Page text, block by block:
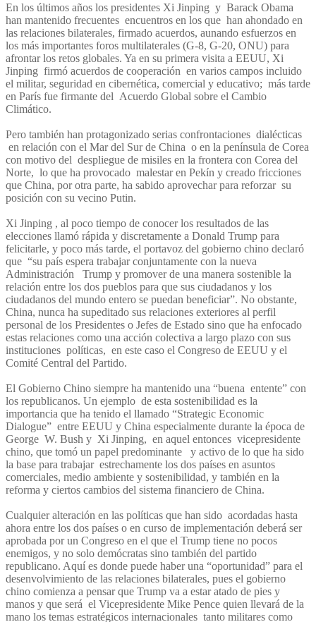
En los últimos años los presidentes Xi Jinping y Barack Obama
han mantenido frecuentes encuentros en los que han ahondado en
las relaciones bilaterales, firmado acuerdos, aunando esfuerzos en
los más importantes foros multilaterales (G-8, G-20, ONU) para
afrontar los retos globales. Ya en su primera visita a EEUU, Xi
Jinping firmó acuerdos de cooperación en varios campos incluido
el militar, seguridad en cibernética, comercial y educativo; más tarde
en París fue firmante del Acuerdo Global sobre el Cambio
Climático.
Pero también han protagonizado serias confrontaciones dialécticas
en relación con el Mar del Sur de China o en la península de Corea
con motivo del despliegue de misiles en la frontera con Corea del
Norte, lo que ha provocado malestar en Pekín y creado fricciones
que China, por otra parte, ha sabido aprovechar para reforzar su
posición con su vecino Putin.
Xi Jinping , al poco tiempo de conocer los resultados de las
elecciones llamó rápida y discretamente a Donald Trump para
felicitarle, y poco más tarde, el portavoz del gobierno chino declaró
que “su país espera trabajar conjuntamente con la nueva
Administración Trump y promover de una manera sostenible la
relación entre los dos pueblos para que sus ciudadanos y los
ciudadanos del mundo entero se puedan beneficiar”. No obstante,
China, nunca ha supeditado sus relaciones exteriores al perfil
personal de los Presidentes o Jefes de Estado sino que ha enfocado
estas relaciones como una acción colectiva a largo plazo con sus
instituciones políticas, en este caso el Congreso de EEUU y el
Comité Central del Partido.
El Gobierno Chino siempre ha mantenido una “buena entente” con
los republicanos. Un ejemplo de esta sostenibilidad es la
importancia que ha tenido el llamado “Strategic Economic
Dialogue” entre EEUU y China especialmente durante la época de
George W. Bush y Xi Jinping, en aquel entonces vicepresidente
chino, que tomó un papel predominante y activo de lo que ha sido
la base para trabajar estrechamente los dos países en asuntos
comerciales, medio ambiente y sostenibilidad, y también en la
reforma y ciertos cambios del sistema financiero de China.
Cualquier alteración en las políticas que han sido acordadas hasta
ahora entre los dos países o en curso de implementación deberá ser
aprobada por un Congreso en el que el Trump tiene no pocos
enemigos, y no solo demócratas sino también del partido
republicano. Aquí es donde puede haber una “oportunidad” para el
desenvolvimiento de las relaciones bilaterales, pues el gobierno
chino comienza a pensar que Trump va a estar atado de pies y
manos y que será el Vicepresidente Mike Pence quien llevará de la
mano los temas estratégicos internacionales tanto militares como